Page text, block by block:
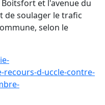
et l'avenue du
de soulager le trafic
selon le
d-uccle-contre-